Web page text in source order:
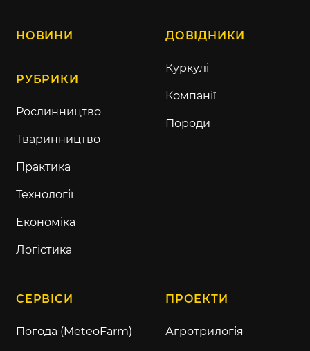
НОВИНИ
РУБРИКИ
Рослинництво
Тваринництво
Практика
Технології
Економіка
Логістика
ДОВІДНИКИ
Куркулі
Компанії
Породи
СЕРВІСИ
Погода (MeteoFarm)
ПРОЕКТИ
Агротрилогія